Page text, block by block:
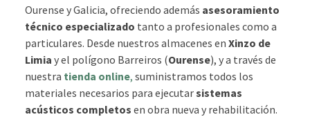
Ourense y Galicia, ofreciendo además asesoramiento
técnico especializado tanto a profesionales como a
particulares. Desde nuestros almacenes en Xinzo de
Limia y el polígono Barreiros (Ourense), y a través de
nuestra tienda online, suministramos todos los
materiales necesarios para ejecutarsistemas
acústicos completos en obra nueva y rehabilitación.